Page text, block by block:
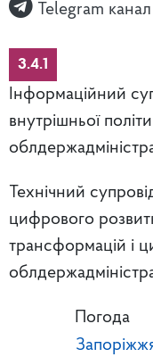
Telegram канал
3.4.1
Інформаційний
внутрішньої
Технічний
цифрового
трансформацій і
Погода